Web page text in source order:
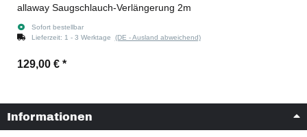
allaway Saugschlauch-Verlängerung 2m
Sofort bestellbar
Lieferzeit: 1 - 3 Werktage (DE - Ausland abweichend)
129,00 € *
Informationen